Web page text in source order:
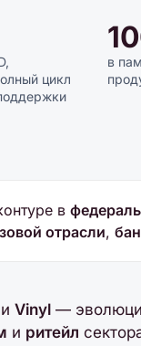
цикл
в
в
отрасли,
и Vinyl —
и ритейл